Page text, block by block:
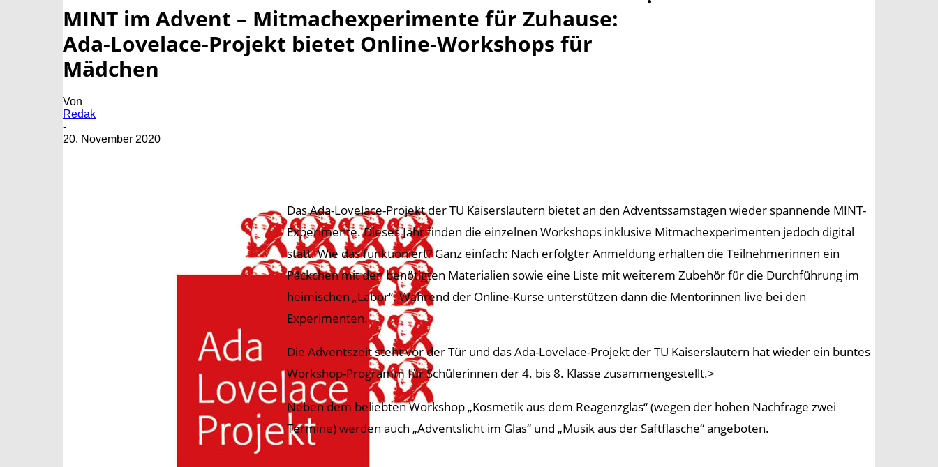
MINT im Advent – Mitmachexperimente für Zuhause:
Ada-Lovelace-Projekt bietet Online-Workshops für
Mädchen
Von
Redak
-
20. November 2020
Das Ada-Lovelace-Projekt der TU Kaiserslautern bietet an den Adventssamstagen wieder spannende MINT-
Experimente. Dieses Jahr finden die einzelnen Workshops inklusive Mitmachexperimenten jedoch digital
statt. Wie das funktioniert? Ganz einfach: Nach erfolgter Anmeldung erhalten die Teilnehmerinnen ein
Päckchen mit den benötigten Materialien sowie eine Liste mit weiterem Zubehör für die Durchführung im
heimischen „Labor“. Während der Online-Kurse unterstützen dann die Mentorinnen live bei den
Experimenten.
Die Adventszeit steht vor der Tür und das Ada-Lovelace-Projekt der TU Kaiserslautern hat wieder ein buntes
Workshop-Programm für Schülerinnen der 4. bis 8. Klasse zusammengestellt.>
Neben dem beliebten Workshop „Kosmetik aus dem Reagenzglas“ (wegen der hohen Nachfrage zwei
Termine) werden auch „Adventslicht im Glas“ und „Musik aus der Saftflasche“ angeboten.